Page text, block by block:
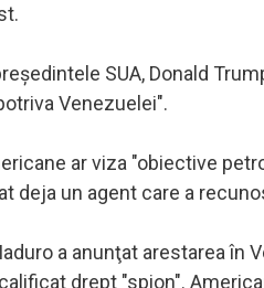
SUA, Donald
Venezuelei".
ar viza "obiective
deja un agent care a
a anunţat arestarea
drept "spion".